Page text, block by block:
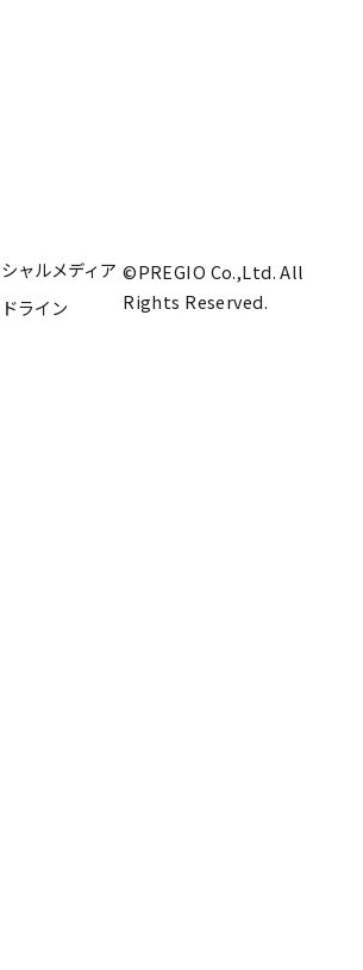
ャルメディア
ライン
©PREGIO Co.,Ltd. All
Rights Reserved.